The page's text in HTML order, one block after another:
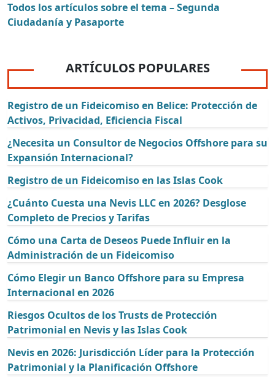
Todos los artículos sobre el tema – Segunda
Ciudadanía y Pasaporte
ARTÍCULOS POPULARES
Registro de un Fideicomiso en Belice: Protección de
Activos, Privacidad, Eficiencia Fiscal
¿Necesita un Consultor de Negocios Offshore para su
Expansión Internacional?
Registro de un Fideicomiso en las Islas Cook
¿Cuánto Cuesta una Nevis LLC en 2026? Desglose
Completo de Precios y Tarifas
Cómo una Carta de Deseos Puede Influir en la
Administración de un Fideicomiso
Cómo Elegir un Banco Offshore para su Empresa
Internacional en 2026
Riesgos Ocultos de los Trusts de Protección
Patrimonial en Nevis y las Islas Cook
Nevis en 2026: Jurisdicción Líder para la Protección
Patrimonial y la Planificación Offshore